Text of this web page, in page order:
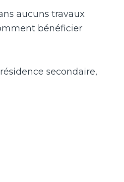
aucuns travaux
bénéficier
secondaire,